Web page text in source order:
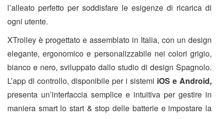
l’alleato perfetto per soddisfare le esigenze di ricarica di
ogni utente.
XTrolley è progettato e assemblato in Italia, con un design
elegante, ergonomico e personalizzabile nei colori grigio,
bianco e nero, sviluppato dallo studio di design Spagnolo.
L’app di controllo, disponibile per i sistemi iOS e Android,
presenta un’interfaccia semplice e intuitiva per gestire in
maniera smart lo start & stop delle batterie e impostare la